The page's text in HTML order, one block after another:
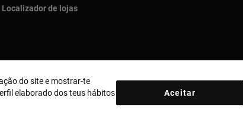
Localizador de lojas
País e moeda:Portugal / Euro
do site e mostrar-te
elaborado dos teus hábitos
Aceitar